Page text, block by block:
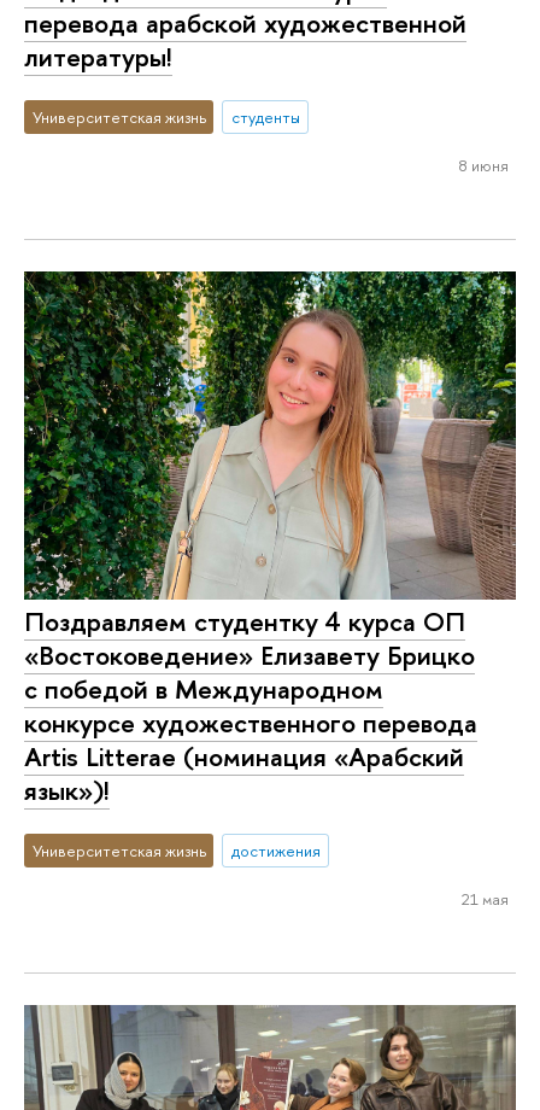
перевода арабской художественной
литературы!
Университетская жизнь студенты
8 июня
Поздравляем студентку 4 курса ОП
«Востоковедение» Елизавету Брицко
с победой в Международном
конкурсе художественного перевода
Artis Litterae (номинация «Арабский
язык»)!
Университетская жизнь достижения
21 мая